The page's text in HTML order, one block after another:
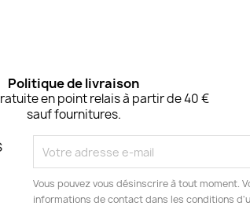
Politique de livraison
en point relais à partir de 40 €
sauf fournitures.
Vous pouvez vous désinscrire à tout moment.
informations de contact dans les conditions